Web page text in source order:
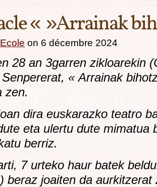
« »Arrainak
Ecole on 6 décembre 2024
28 an 3garren zikloarekin
« Arrainak
zen.
dira euskarazko teatro
eta ulertu dute mimatua
berriz.
7 urteko haur batek
beraz joaiten da